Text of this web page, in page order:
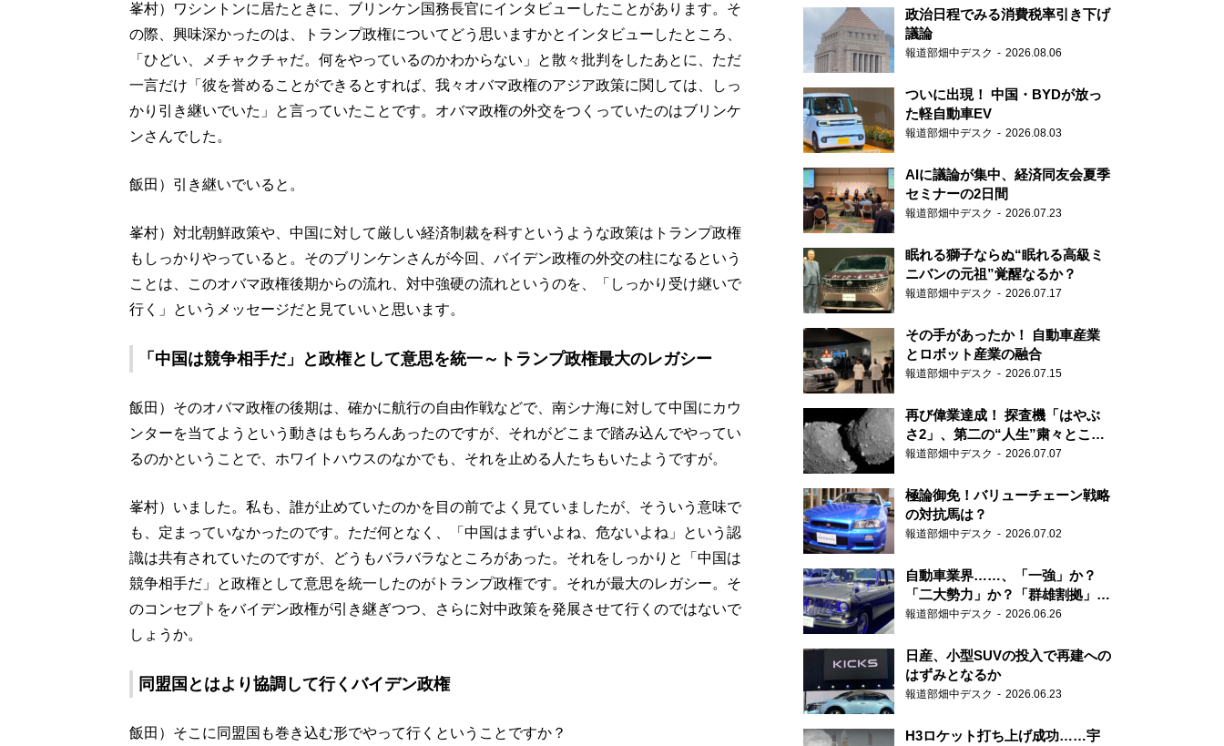
峯村）ワシントンに居たときに、ブリンケン国務長官にインタビューしたことがあります。そ
の際、興味深かったのは、トランプ政権についてどう思いますかとインタビューしたところ、
「ひどい、メチャクチャだ。何をやっているのかわからない」と散々批判をしたあとに、ただ
一言だけ「彼を誉めることができるとすれば、我々オバマ政権のアジア政策に関しては、しっ
かり引き継いでいた」と言っていたことです。オバマ政権の外交をつくっていたのはブリンケ
ンさんでした。
飯田）引き継いでいると。
峯村）対北朝鮮政策や、中国に対して厳しい経済制裁を科すというような政策はトランプ政権
もしっかりやっていると。そのブリンケンさんが今回、バイデン政権の外交の柱になるという
ことは、このオバマ政権後期からの流れ、対中強硬の流れというのを、「しっかり受け継いで
行く」というメッセージだと見ていいと思います。
「中国は競争相手だ」と政権として意思を統一～トランプ政権最大のレガシー
飯田）そのオバマ政権の後期は、確かに航行の自由作戦などで、南シナ海に対して中国にカウ
ンターを当てようという動きはもちろんあったのですが、それがどこまで踏み込んでやってい
るのかということで、ホワイトハウスのなかでも、それを止める人たちもいたようですが。
峯村）いました。私も、誰が止めていたのかを目の前でよく見ていましたが、そういう意味で
も、定まっていなかったのです。ただ何となく、「中国はまずいよね、危ないよね」という認
識は共有されていたのですが、どうもバラバラなところがあった。それをしっかりと「中国は
競争相手だ」と政権として意思を統一したのがトランプ政権です。それが最大のレガシー。そ
のコンセプトをバイデン政権が引き継ぎつつ、さらに対中政策を発展させて行くのではないで
しょうか。
同盟国とはより協調して行くバイデン政権
飯田）そこに同盟国も巻き込む形でやって行くということですか？
政治日程でみる消費税率引き下げ
議論
報道部畑中デスク 2026.08.06
ついに出現！ 中国・BYDが放っ
た軽自動車EV
報道部畑中デスク 2026.08.03
AIに議論が集中、経済同友会夏季
セミナーの2日間
報道部畑中デスク 2026.07.23
眠れる獅子ならぬ“眠れる高級ミ
ニバンの元祖”覚醒なるか？
報道部畑中デスク 2026.07.17
その手があったか！ 自動車産業
とロボット産業の融合
報道部畑中デスク 2026.07.15
再び偉業達成！ 探査機「はやぶ
さ2」、第二の“人生”粛々とこな
す
報道部畑中デスク 2026.07.07
極論御免！バリューチェーン戦略
の対抗馬は？
報道部畑中デスク 2026.07.02
自動車業界……、「一強」か？
「二大勢力」か？「群雄割拠」
か？
報道部畑中デスク 2026.06.26
日産、小型SUVの投入で再建への
はずみとなるか
報道部畑中デスク 2026.06.23
H3ロケット打ち上げ成功……宇